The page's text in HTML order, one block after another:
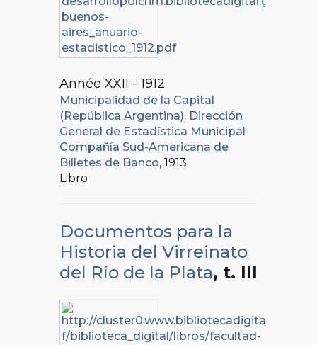
Année XXII - 1912
Municipalidad de la Capital
(República Argentina). Dirección
General de Estadística Municipal
Compañía Sud-Americana de
Billetes de Banco, 1913
Libro
Documentos para la
Historia del Virreinato
del Río de la Plata, t. III